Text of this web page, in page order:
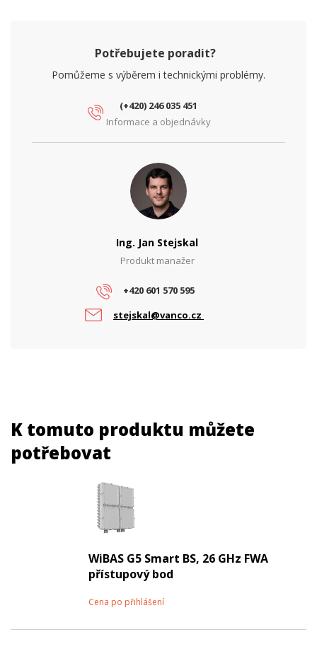
Potřebujete poradit?
Pomůžeme s výběrem i technickými problémy.
(+420) 246 035 451
Informace a objednávky
Ing. Jan Stejskal
Produkt manažer
+420 601 570 595
stejskal@vanco.cz
K tomuto produktu můžete
potřebovat
WiBAS G5 Smart BS, 26 GHz FWA
přístupový bod
Cena po přihlášení